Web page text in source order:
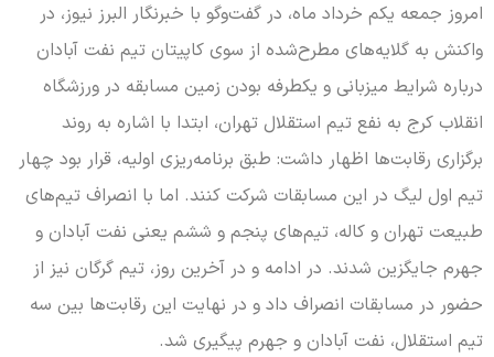
امروز جمعه یکم خرداد ماه، در گفت‌وگو با خبرنگار البرز نیوز، در
واکنش به گلایه‌های مطرح‌شده از سوی کاپیتان تیم نفت آبادان
درباره شرایط میزبانی و یکطرفه بودن زمین مسابقه در ورزشگاه
انقلاب کرج به نفع تیم استقلال تهران، ابتدا با اشاره به روند
برگزاری رقابت‌ها اظهار داشت: طبق برنامه‌ریزی اولیه، قرار بود چهار
تیم اول لیگ در این مسابقات شرکت کنند. اما با انصراف تیم‌های
طبیعت تهران و کاله، تیم‌های پنجم و ششم یعنی نفت آبادان و
جهرم جایگزین شدند. در ادامه و در آخرین روز، تیم گرگان نیز از
حضور در مسابقات انصراف داد و در نهایت این رقابت‌ها بین سه
تیم استقلال، نفت آبادان و جهرم پیگیری شد.